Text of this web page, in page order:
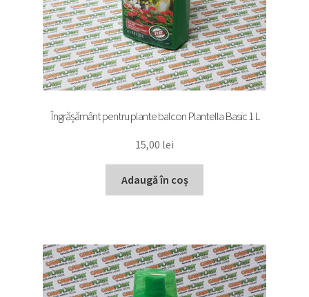
Îngrășământ pentru plante balcon Plantella Basic 1 L
15,00 lei
Adaugă în coș